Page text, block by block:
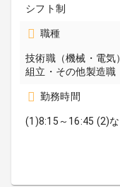
シフト制
職種
技術職（機械・電気
組立・その他製造職
勤務時間
(1)8:15～16:45 (2)